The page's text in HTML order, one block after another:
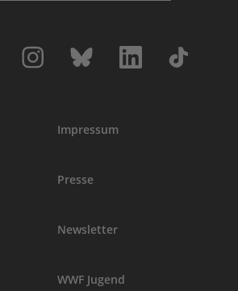
Impressum
Presse
Newsletter
WWF Jugend